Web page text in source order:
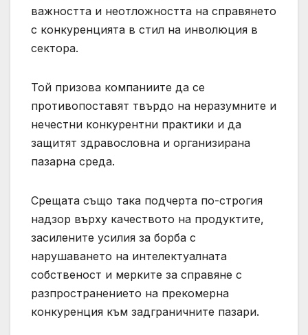
важността и неотложността на справянето
с конкуренцията в стил на инволюция в
сектора.
Той призова компаниите да се
противопоставят твърдо на неразумните и
нечестни конкурентни практики и да
защитят здравословна и организирана
пазарна среда.
Срещата също така подчерта по-строгия
надзор върху качеството на продуктите,
засилените усилия за борба с
нарушаването на интелектуалната
собственост и мерките за справяне с
разпространението на прекомерна
конкуренция към задграничните пазари.